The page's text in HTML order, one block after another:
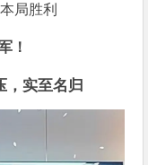
局胜利
！
实至名归